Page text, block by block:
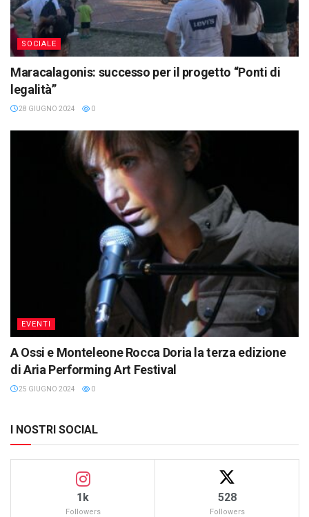
SOCIALE
Maracalagonis: successo per il progetto “Ponti di
legalità”
28 GIUGNO 2024 0
EVENTI
A Ossi e Monteleone Rocca Doria la terza edizione
di Aria Performing Art Festival
25 GIUGNO 2024 0
I NOSTRI SOCIAL
1k
Followers
528
Followers